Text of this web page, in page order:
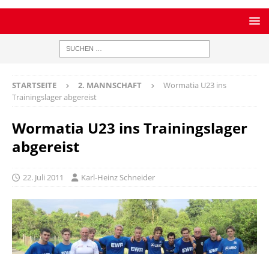
STARTSEITE 2. MANNSCHAFT
Wormatia U23 ins
Trainingslager abgereist
Wormatia U23 ins Trainingslager
abgereist
22. Juli 2011 Karl-Heinz Schneider